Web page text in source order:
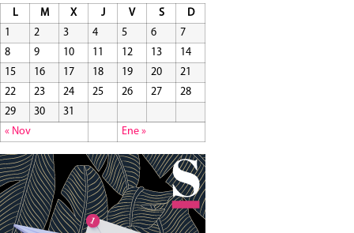
L
M X J V S
D
1
2 3 4 5 6
7
8
9 10 11 12 13
14
15
16 17 18 19 20
21
22
23 24 25 26 27
28
29
30
31
« Nov
Ene »